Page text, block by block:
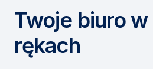
Drukarki i urządzenia
Etykiety i identyfikacja
Skanery i obieg dokumentów
Monitory interaktywne
Niszczarki dokumentów
Wynajem drukarek
Wynajem urządzeń biurowych
Asystent druku
EZD RP
Misja szkoła
Serwis
Twoje biuro w
rękach